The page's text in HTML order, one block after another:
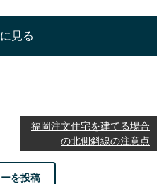
見る
福岡注文住宅を建てる場合
の北側斜線の注意点
を投稿